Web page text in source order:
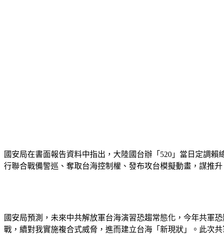
國安局在書面報告資料中指出，大陸國台辦「520」當日定調
行聯合戰備警巡、奪取台海控制權、發布攻台模擬動畫，謀推
國安局預測，未來中共解放軍台海演習恐趨常態化，今年共軍
戰，續對我實施複合式威脅，進而建立台海「新現狀」。此次